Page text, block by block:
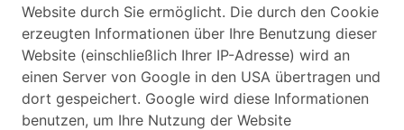
Website durch Sie ermöglicht. Die durch den Cookie
erzeugten Informationen über Ihre Benutzung dieser
Website (einschließlich Ihrer IP-Adresse) wird an
einen Server von Google in den USA übertragen und
dort gespeichert. Google wird diese Informationen
benutzen, um Ihre Nutzung der Website